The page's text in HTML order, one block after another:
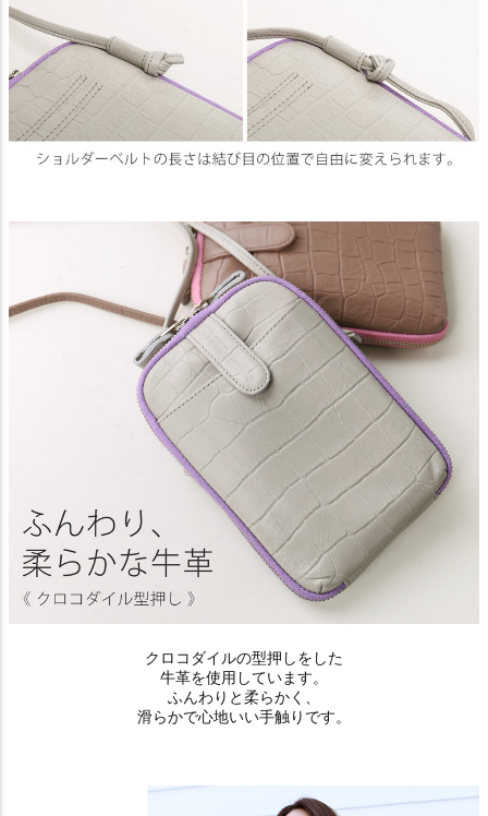
クロコダイルの型押しをした
牛革を使用しています。
ふんわりと柔らかく、
滑らかで心地いい手触りです。